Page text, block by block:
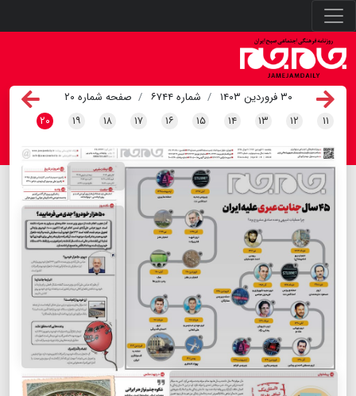
۳۰ فروردین ۱۴۰۳ شماره ۶۷۴۴
صفحه شماره ۲۰
۱۱ ۱۲ ۱۳ ۱۴ ۱۵ ۱۶ ۱۷ ۱۸ ۱۹ ۲۰